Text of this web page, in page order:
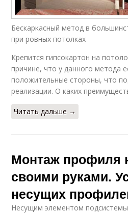
Бескаркасный метод в
при ровных потолках
Крепится гипсокартон на
причине, что у данного метода
положительные стороны, что
реализации. О каких
Читать дальше →
Монтаж профиля
своими руками.
несущих
Несущим элементом